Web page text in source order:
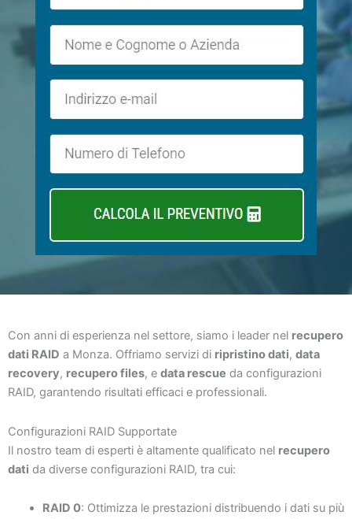
Con anni di esperienza nel settore, siamo i leader nel recupero
dati RAID a Monza. Offriamo servizi di ripristino dati, data
recovery, recupero files, e data rescue da configurazioni
RAID, garantendo risultati efficaci e professionali.
Configurazioni RAID Supportate
Il nostro team di esperti è altamente qualificato nel recupero
dati da diverse configurazioni RAID, tra cui:
RAID 0: Ottimizza le prestazioni distribuendo i dati su più